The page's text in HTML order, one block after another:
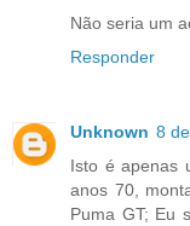
Não seria um
Responder
Unknown 8
Isto é apenas
anos 70,
Puma GT; Eu